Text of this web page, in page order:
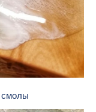
смолы